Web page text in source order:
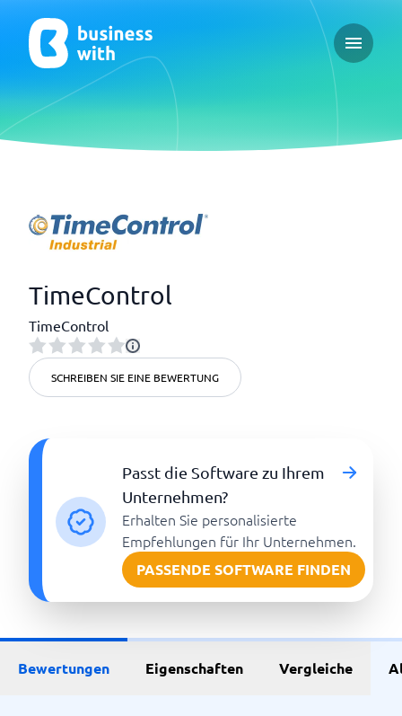
Open
TimeControl
TimeControl
SCHREIBEN SIE EINE BEWERTUNG
Passt die Software zu Ihrem
Unternehmen?
Erhalten Sie personalisierte
Empfehlungen für Ihr Unternehmen.
PASSENDE SOFTWARE FINDEN
Bewertungen Eigenschaften Vergleiche